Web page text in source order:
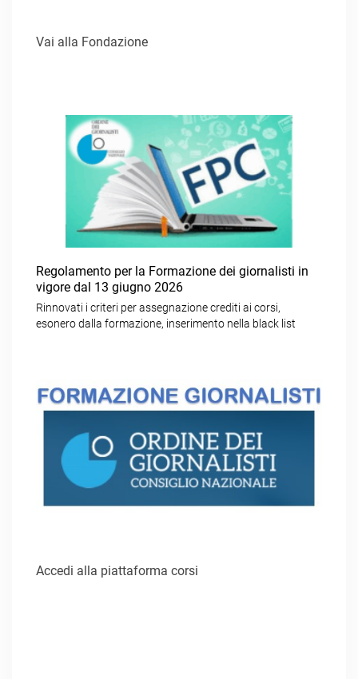
Vai alla Fondazione
Regolamento per la Formazione dei giornalisti in
vigore dal 13 giugno 2026
Rinnovati i criteri per assegnazione crediti ai corsi,
esonero dalla formazione, inserimento nella black list
Accedi alla piattaforma corsi